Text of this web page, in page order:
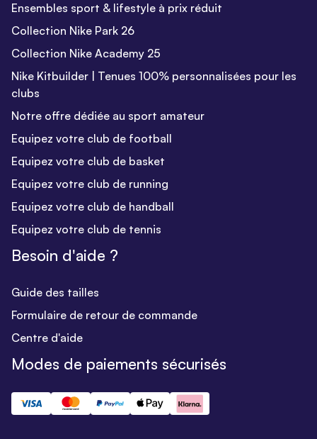
Ensembles sport & lifestyle à prix réduit
Collection Nike Park 26
Collection Nike Academy 25
Nike Kitbuilder | Tenues 100% personnalisées pour les
clubs
Notre offre dédiée au sport amateur
Equipez votre club de football
Equipez votre club de basket
Equipez votre club de running
Equipez votre club de handball
Equipez votre club de tennis
Besoin d'aide ?
Guide des tailles
Formulaire de retour de commande
Centre d'aide
Modes de paiements sécurisés